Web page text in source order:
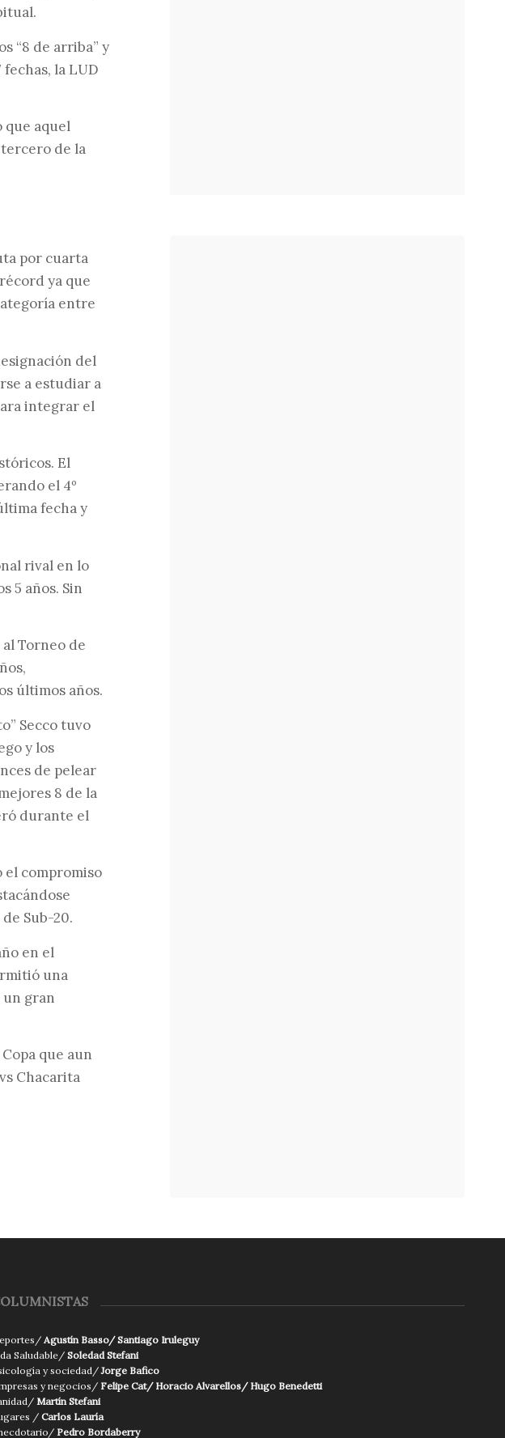
“8 de arriba” y
la LUD
que aquel
de la
por cuarta
ya que
entre
del
a estudiar a
integrar el
El
el 4º
fecha y
rival en lo
5 años. Sin
Torneo de
últimos años.
Secco tuvo
y los
de pelear
8 de la
durante el
el compromiso
Sub-20.
en el
una
gran
que aun
Chacarita
Agustín Basso/ Santiago Iruleguy
Saludable/Soledad Stefani
y sociedad/Jorge Bafico
y negocios/ Felipe Cat/ Horacio Alvarellos/ Hugo Benedetti
Martín Stefani
/Carlos Lauría
Pedro Bordaberry